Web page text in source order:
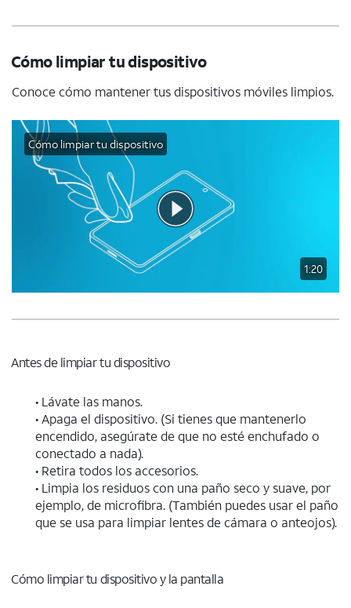
Cómo limpiar tu dispositivo
Conoce cómo mantener tus dispositivos móviles limpios.
Cómo limpiar tu dispositivo
1:20
Antes de limpiar tu dispositivo
• Lávate las manos.
• Apaga el dispositivo. (Si tienes que mantenerlo
encendido, asegúrate de que no esté enchufado o
conectado a nada).
• Retira todos los accesorios.
• Limpia los residuos con una paño seco y suave, por
ejemplo, de microfibra. (También puedes usar el paño
que se usa para limpiar lentes de cámara o anteojos).
Cómo limpiar tu dispositivo y la pantalla